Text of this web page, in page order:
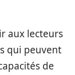
aux lecteurs
qui peuvent
de